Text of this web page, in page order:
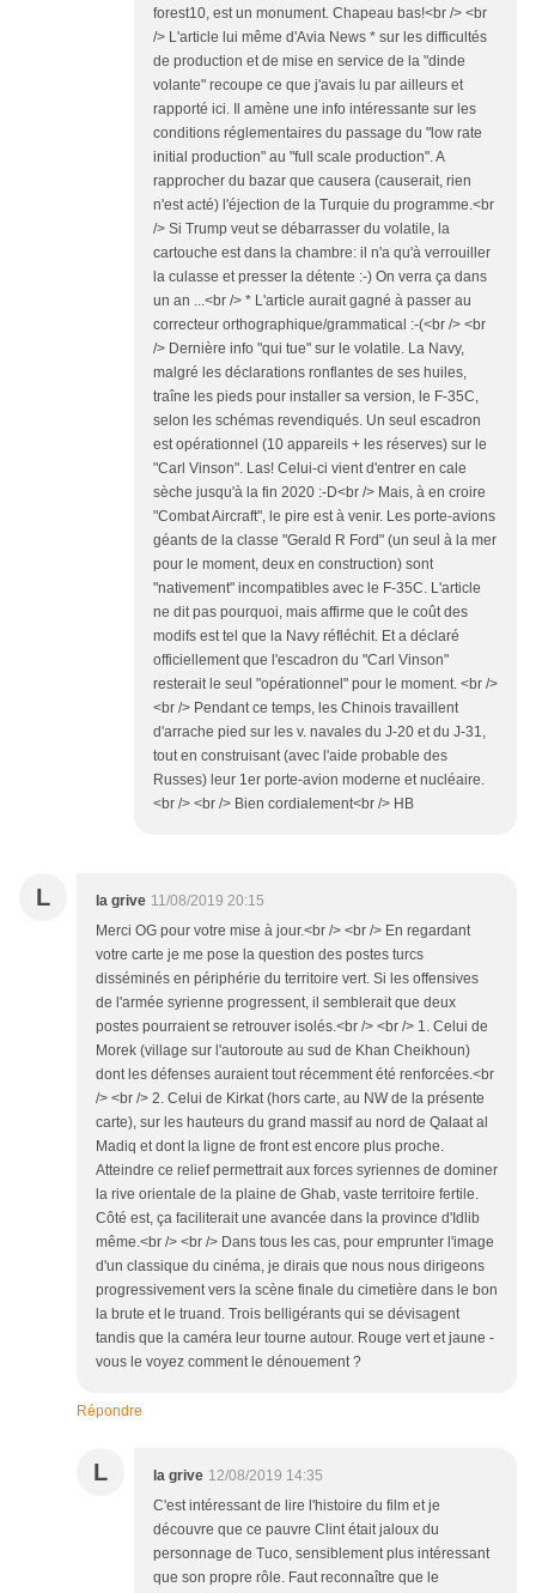
forest10, est un monument. Chapeau bas!<br /> <br
/> L'article lui même d'Avia News * sur les difficultés
de production et de mise en service de la "dinde
volante" recoupe ce que j'avais lu par ailleurs et
rapporté ici. Il amène une info intéressante sur les
conditions réglementaires du passage du "low rate
initial production" au "full scale production". A
rapprocher du bazar que causera (causerait, rien
n'est acté) l'éjection de la Turquie du programme.<br
/> Si Trump veut se débarrasser du volatile, la
cartouche est dans la chambre: il n'a qu'à verrouiller
la culasse et presser la détente :-) On verra ça dans
un an ...<br /> * L'article aurait gagné à passer au
correcteur orthographique/grammatical :-(<br /> <br
/> Dernière info "qui tue" sur le volatile. La Navy,
malgré les déclarations ronflantes de ses huiles,
traîne les pieds pour installer sa version, le F-35C,
selon les schémas revendiqués. Un seul escadron
est opérationnel (10 appareils + les réserves) sur le
"Carl Vinson". Las! Celui-ci vient d'entrer en cale
sèche jusqu'à la fin 2020 :-D<br /> Mais, à en croire
"Combat Aircraft", le pire est à venir. Les porte-avions
géants de la classe "Gerald R Ford" (un seul à la mer
pour le moment, deux en construction) sont
"nativement" incompatibles avec le F-35C. L'article
ne dit pas pourquoi, mais affirme que le coût des
modifs est tel que la Navy réfléchit. Et a déclaré
officiellement que l'escadron du "Carl Vinson"
resterait le seul "opérationnel" pour le moment. <br />
<br /> Pendant ce temps, les Chinois travaillent
d'arrache pied sur les v. navales du J-20 et du J-31,
tout en construisant (avec l'aide probable des
Russes) leur 1er porte-avion moderne et nucléaire.
<br /> <br /> Bien cordialement<br /> HB
L la grive 11/08/2019 20:15
Merci OG pour votre mise à jour.<br /> <br /> En regardant
votre carte je me pose la question des postes turcs
disséminés en périphérie du territoire vert. Si les offensives
de l'armée syrienne progressent, il semblerait que deux
postes pourraient se retrouver isolés.<br /> <br /> 1. Celui de
Morek (village sur l'autoroute au sud de Khan Cheikhoun)
dont les défenses auraient tout récemment été renforcées.<br
/> <br /> 2. Celui de Kirkat (hors carte, au NW de la présente
carte), sur les hauteurs du grand massif au nord de Qalaat al
Madiq et dont la ligne de front est encore plus proche.
Atteindre ce relief permettrait aux forces syriennes de dominer
la rive orientale de la plaine de Ghab, vaste territoire fertile.
Côté est, ça faciliterait une avancée dans la province d'Idlib
même.<br /> <br /> Dans tous les cas, pour emprunter l'image
d'un classique du cinéma, je dirais que nous nous dirigeons
progressivement vers la scène finale du cimetière dans le bon
la brute et le truand. Trois belligérants qui se dévisagent
tandis que la caméra leur tourne autour. Rouge vert et jaune -
vous le voyez comment le dénouement ?
Répondre
L la grive 12/08/2019 14:35
C'est intéressant de lire l'histoire du film et je
découvre que ce pauvre Clint était jaloux du
personnage de Tuco, sensiblement plus intéressant
que son propre rôle. Faut reconnaître que le